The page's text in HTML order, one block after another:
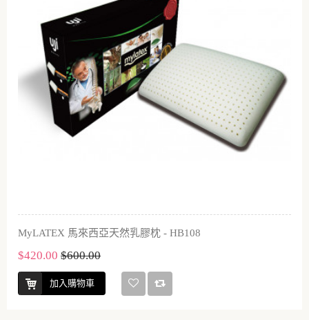
MyLATEX 馬來西亞天然乳膠枕 - HB108
$420.00 $600.00
加入購物車